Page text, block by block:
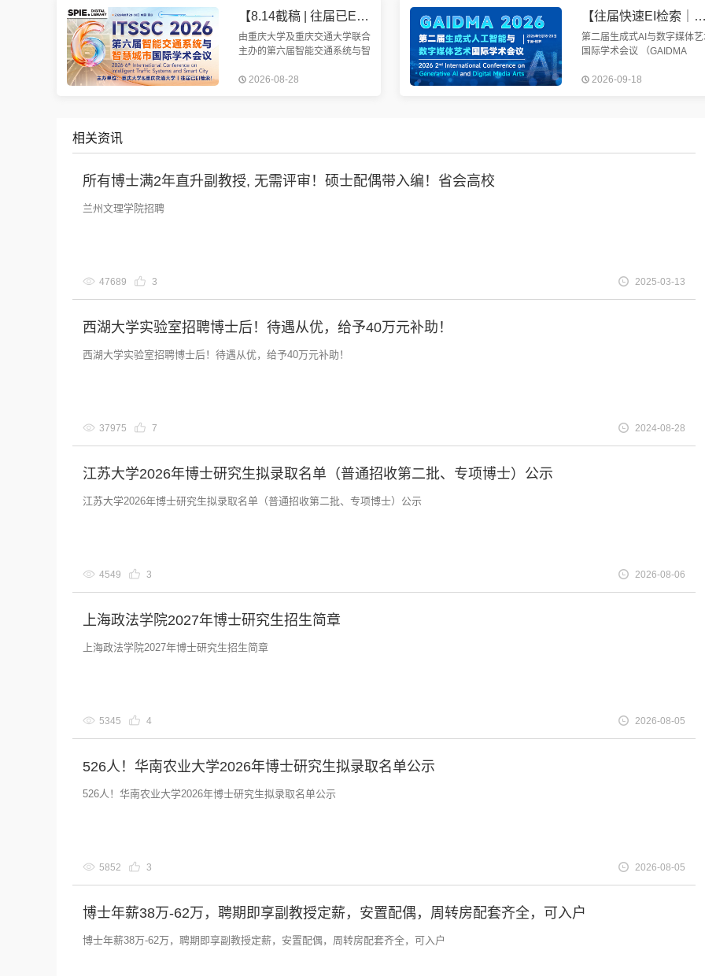
【8.14截稿 | 往届已EI检索 | SCIE期刊征稿】第六届智能交通系统与智慧城市国际学术会议（ITSSC 2026）
由重庆大学及重庆交通大学联合
主办的第六届智能交通系统与智
2026）将于2026年8月28-30日
2026-08-28
【往届快速EI检索｜ACM出版｜高校主办】第二届生成式AI与数字媒体艺术国际学术会议 (GAIDMA 2026)
第二届生成式AI与数字媒体
国际学术会议 （GAIDMA
在中国-桂林召开。近年来，生
2026-09-18
相关资讯
所有博士满2年直升副教授, 无需评审！硕士配偶带入编！省会高校
兰州文理学院招聘
47689 3 2025-03-13
西湖大学实验室招聘博士后！待遇从优，给予40万元补助！
西湖大学实验室招聘博士后！待遇从优，给予40万元补助！
37975 7 2024-08-28
江苏大学2026年博士研究生拟录取名单（普通招收第二批、专项博士）公示
江苏大学2026年博士研究生拟录取名单（普通招收第二批、专项博士）公示
4549 3 2026-08-06
上海政法学院2027年博士研究生招生简章
上海政法学院2027年博士研究生招生简章
5345 4 2026-08-05
526人！华南农业大学2026年博士研究生拟录取名单公示
526人！华南农业大学2026年博士研究生拟录取名单公示
5852 3 2026-08-05
博士年薪38万-62万，聘期即享副教授定薪，安置配偶，周转房配套齐全，可入户
博士年薪38万-62万，聘期即享副教授定薪，安置配偶，周转房配套齐全，可入户